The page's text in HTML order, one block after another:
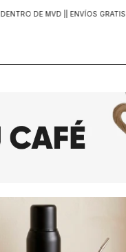
DENTRO DE MVD | | ENVÍOS GRATIS